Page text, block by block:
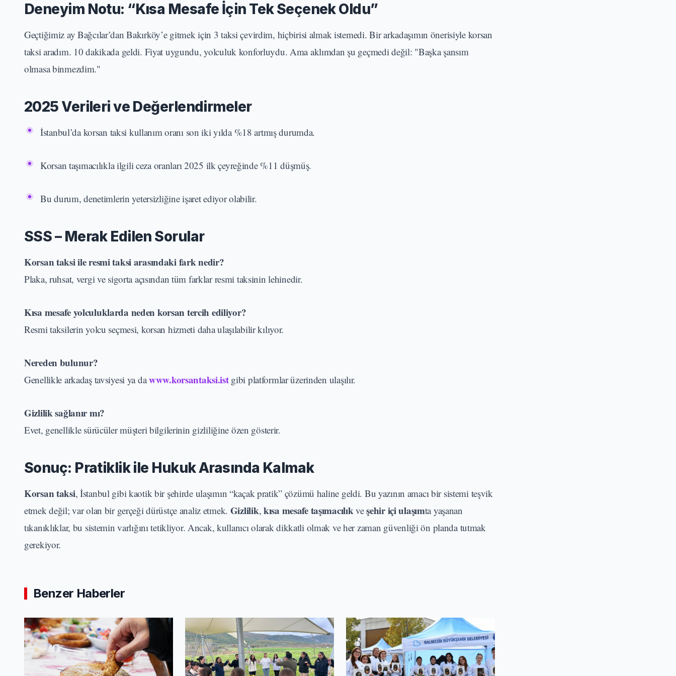
Deneyim Notu: “Kısa Mesafe İçin Tek Seçenek Oldu”
Geçtiğimiz ay Bağcılar’dan Bakırköy’e gitmek için 3 taksi çevirdim, hiçbirisi almak istemedi. Bir arkadaşımın önerisiyle korsan
taksi aradım. 10 dakikada geldi. Fiyat uygundu, yolculuk konforluydu. Ama aklımdan şu geçmedi değil: "Başka şansım
olmasa binmezdim."
2025 Verileri ve Değerlendirmeler
İstanbul’da korsan taksi kullanım oranı son iki yılda %18 artmış durumda.
Korsan taşımacılıkla ilgili ceza oranları 2025 ilk çeyreğinde %11 düşmüş.
Bu durum, denetimlerin yetersizliğine işaret ediyor olabilir.
SSS – Merak Edilen Sorular
Korsan taksi ile resmi taksi arasındaki fark nedir?
Plaka, ruhsat, vergi ve sigorta açısından tüm farklar resmi taksinin lehinedir.
Kısa mesafe yolculuklarda neden korsan tercih ediliyor?
Resmi taksilerin yolcu seçmesi, korsan hizmeti daha ulaşılabilir kılıyor.
Nereden bulunur?
Genellikle arkadaş tavsiyesi ya dawww.korsantaksi.istgibi platformlar üzerinden ulaşılır.
Gizlilik sağlanır mı?
Evet, genellikle sürücüler müşteri bilgilerinin gizliliğine özen gösterir.
Sonuç: Pratiklik ile Hukuk Arasında Kalmak
Korsan taksi, İstanbul gibi kaotik bir şehirde ulaşımın “kaçak pratik” çözümü haline geldi. Bu yazının amacı bir sistemi teşvik
etmek değil; var olan bir gerçeği dürüstçe analiz etmek. Gizlilik, kısa mesafe taşımacılıkveşehir içi ulaşımta yaşanan
tıkanıklıklar, bu sistemin varlığını tetikliyor. Ancak, kullanıcı olarak dikkatli olmak ve her zaman güvenliği ön planda tutmak
gerekiyor.
Benzer Haberler